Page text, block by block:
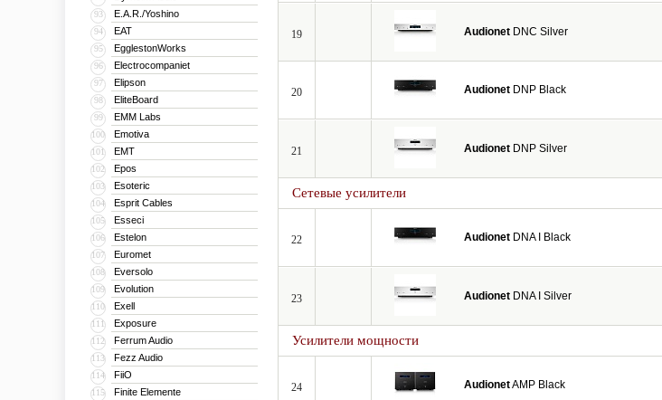
93 E.A.R./Yoshino
94 EAT
95 EgglestonWorks
96 Electrocompaniet
97 Elipson
98 EliteBoard
99 EMM Labs
100 Emotiva
101 EMT
102 Epos
103 Esoteric
104 Esprit Cables
105 Esseci
106 Estelon
107 Euromet
108 Eversolo
109 Evolution
110 Exell
111 Exposure
112 Ferrum Audio
113 Fezz Audio
114 FiiO
115 Finite Elemente
19 Audionet DNC Silver
20 Audionet DNP Black
21 Audionet DNP Silver
Сетевые усилители
22 Audionet DNA I Black
23 Audionet DNA I Silver
Усилители мощности
24 AudionetAMP Black